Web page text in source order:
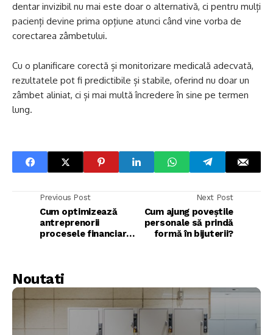
dentar invizibil nu mai este doar o alternativă, ci pentru mulți
pacienți devine prima opțiune atunci când vine vorba de
corectarea zâmbetului.
Cu o planificare corectă și monitorizare medicală adecvată,
rezultatele pot fi predictibile și stabile, oferind nu doar un
zâmbet aliniat, ci și mai multă încredere în sine pe termen
lung.
Previous Post
Cum optimizează
antreprenorii
procesele financiare
Next Post
Cum ajung poveștile
personale să prindă
formă în bijuterii?
Noutati